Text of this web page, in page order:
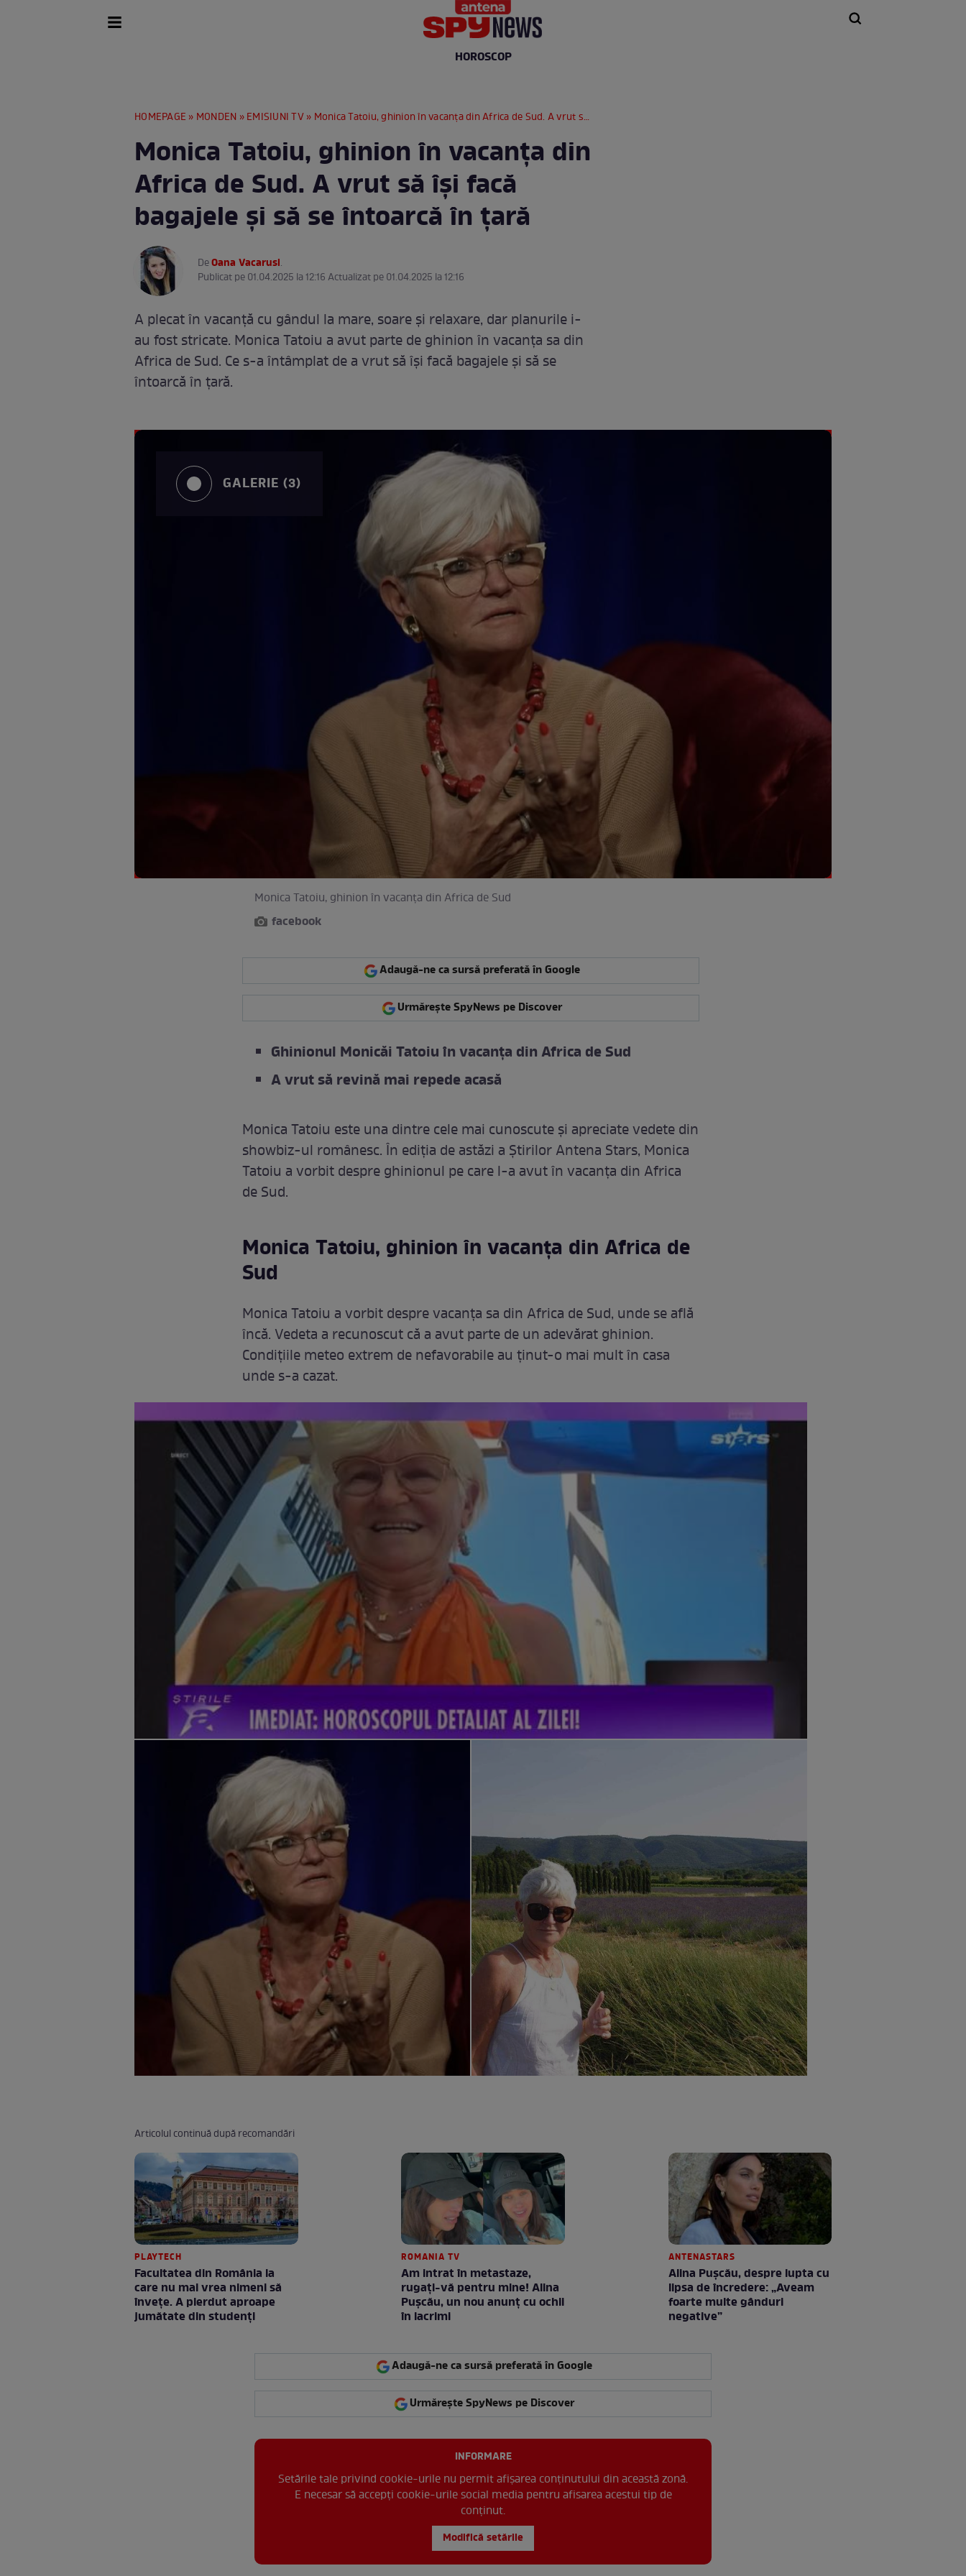
HOROSCOP
HOMEPAGE » MONDEN »EMISIUNI TV» Monica Tatoiu, ghinion în vacanța din Africa de Sud. A vrut să își facă bagajele și să se întoarcă în țară
Monica Tatoiu, ghinion în vacanța din
Africa de Sud. A vrut să își facă
bagajele și să se întoarcă în țară
DeOana Vacarusi.
Publicat pe 01.04.2025 la 12:16 Actualizat pe 01.04.2025 la 12:16
A plecat în vacanță cu gândul la mare, soare și relaxare, dar planurile i-
au fost stricate. Monica Tatoiu a avut parte de ghinion în vacanța sa din
Africa de Sud. Ce s-a întâmplat de a vrut să își facă bagajele și să se
întoarcă în țară.
GALERIE (3)
Monica Tatoiu, ghinion în vacanța din Africa de Sud
facebook
Adaugă-ne ca sursă preferată în Google
Urmărește SpyNews pe Discover
Ghinionul Monicăi Tatoiu în vacanța din Africa de Sud
A vrut să revină mai repede acasă
Monica Tatoiu este una dintre cele mai cunoscute și apreciate vedete din
showbiz-ul românesc. În ediția de astăzi a Știrilor Antena Stars, Monica
Tatoiu a vorbit despre ghinionul pe care l-a avut în vacanța din Africa
de Sud.
Monica Tatoiu, ghinion în vacanța din Africa de
Sud
Monica Tatoiu a vorbit despre vacanța sa din Africa de Sud, unde se află
încă. Vedeta a recunoscut că a avut parte de un adevărat ghinion.
Condițiile meteo extrem de nefavorabile au ținut-o mai mult în casa
unde s-a cazat.
Articolul continuă după recomandări
PLAYTECH
Facultatea din România la
care nu mai vrea nimeni să
înveţe. A pierdut aproape
jumătate din studenţi
ROMANIA TV
Am intrat în metastaze,
rugaţi-vă pentru mine! Alina
Puşcău, un nou anunţ cu ochii
în lacrimi
ANTENASTARS
Alina Pușcău, despre lupta cu
lipsa de încredere: „Aveam
foarte multe gânduri
negative”
Adaugă-ne ca sursă preferată în Google
Urmărește SpyNews pe Discover
INFORMARE
Setările tale privind cookie-urile nu permit afișarea conținutului din această zonă.
E necesar să accepți cookie-urile social media pentru afisarea acestui tip de
conținut.
Modifică setările